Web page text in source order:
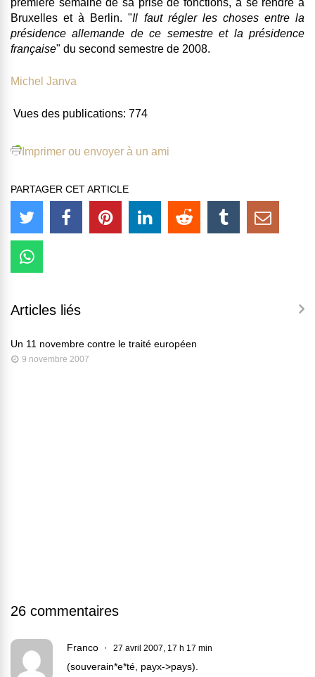
première semaine de sa prise de fonctions, à se rendre à
Bruxelles et à Berlin. "Il faut régler les choses entre la
présidence allemande de ce semestre et la présidence
française" du second semestre de 2008.
Michel Janva
Vues des publications: 774
Imprimer ou envoyer à un ami
PARTAGER CET ARTICLE
Articles liés
Un 11 novembre contre le traité européen
9 novembre 2007
26 commentaires
Franco 27 avril 2007, 17 h 17 min
(souverain*e*té, payx->pays).